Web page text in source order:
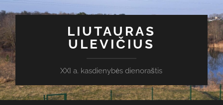
LIUTAURAS
ULEVIČIUS
XXI a. kasdienybės dienoraštis